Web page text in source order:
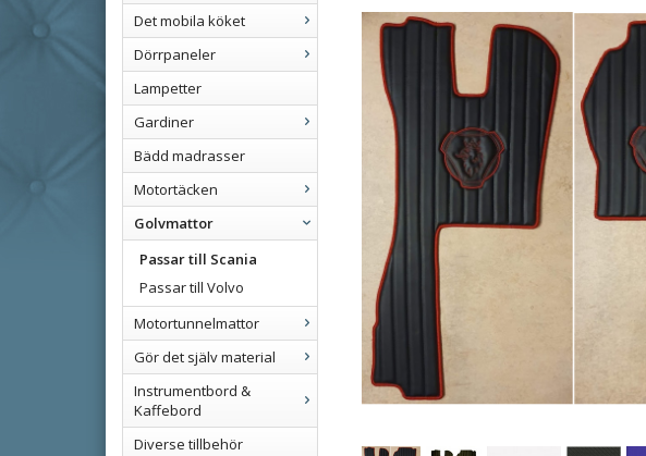
Det mobila köket
Dörrpaneler
Lampetter
Gardiner
Bädd madrasser
Motortäcken
Golvmattor
Passar till Scania
Passar till Volvo
Motortunnelmattor
Gör det själv material
Instrumentbord &
Kaffebord
Diverse tillbehör